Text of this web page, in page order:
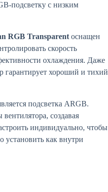
подсветку с низким
RGB Transparent оснащен
скорость
охлаждения. Даже
гарантирует хороший и тихий
подсветка ARGB.
создавая
индивидуально, чтобы
как внутри